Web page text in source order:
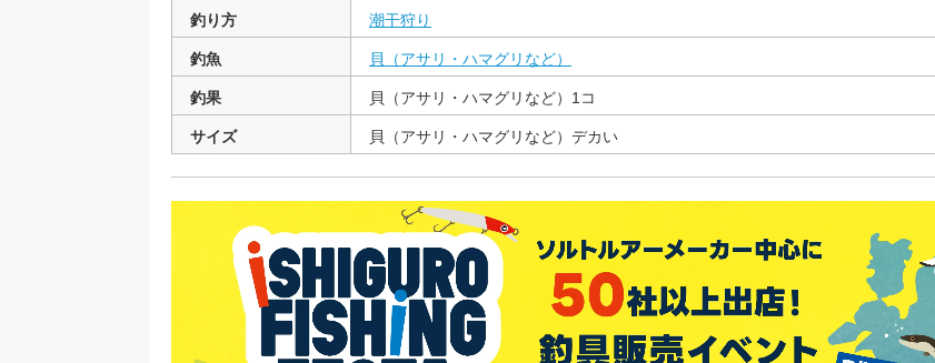
釣り方 潮干狩り
釣魚 貝（アサリ・ハマグリなど）
釣果 貝（アサリ・ハマグリなど）1コ
サイズ 貝（アサリ・ハマグリなど）デカい